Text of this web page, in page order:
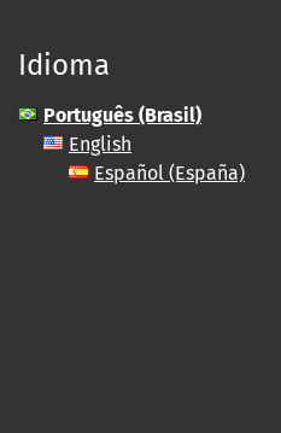
Idioma
Português (Brasil)
English
Español (España)